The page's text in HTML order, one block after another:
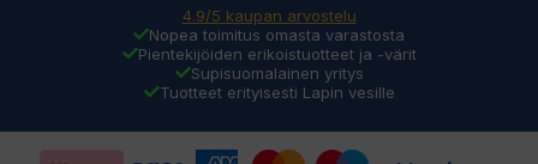
4.9/5 kaupan arvostelu
Nopea toimitus omasta varastosta
Pientekijöiden erikoistuotteet ja -värit
Supisuomalainen yritys
Tuotteet erityisesti Lapin vesille